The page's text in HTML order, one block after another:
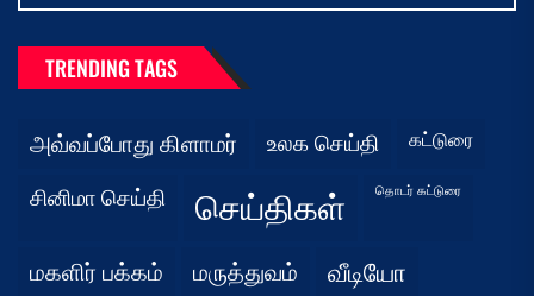
TRENDING TAGS
அவ்வப்போது கிளாமர் உலக செய்தி கட்டுரை
சினிமா செய்தி செய்திகள் தொடர் கட்டுரை
மகளிர் பக்கம் மருத்துவம் வீடியோ